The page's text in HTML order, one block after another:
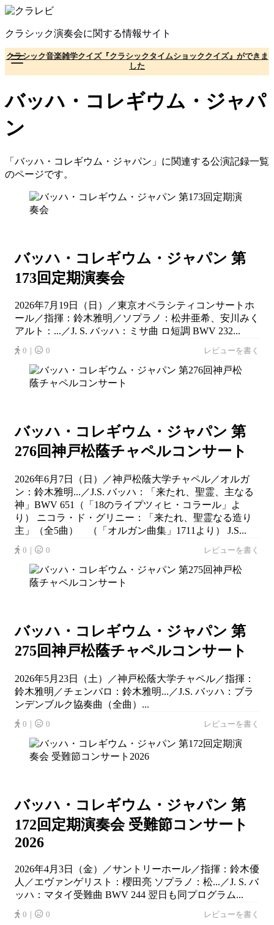
コ
テ
ン
ツ
へ
動
クラシック演奏会に関する情報サイト
クラシック音楽雑学クイズ『クラシックタイムショッククイズ』ができま
した
バッハ・コレギウム・ジャパ
ン
「バッハ・コレギウム・ジャパン」に関連する公演記録一覧
のページです。
バッハ・コレギウム・ジャパン 第
173回定期演奏会
2026年7月19日（日）／東京オペラシティコンサートホ
ール／指揮：鈴木雅明／ソプラノ：松井亜希、安川みく
アルト：...／J. S. バッハ：ミサ曲 ロ短調 BWV 232...
0｜ 0 レビューを書く
バッハ・コレギウム・ジャパン 第
276回神戸松蔭チャペルコンサート
2026年6月7日（日）／神戸松蔭大学チャペル／オルガ
ン：鈴木雅明...／J.S. バッハ：「来たれ、聖霊、主なる
神」BWV 651（「18のライプツィヒ・コラール」よ
り） ニコラ・ド・グリニー：「来たれ、聖霊なる造り
主」（全5曲） （「オルガン曲集」1711より） J.S...
0｜ 0 レビューを書く
バッハ・コレギウム・ジャパン 第
275回神戸松蔭チャペルコンサート
2026年5月23日（土）／神戸松蔭大学チャペル／指揮：
鈴木雅明／チェンバロ：鈴木雅明...／J.S. バッハ：ブラ
ンデンブルク協奏曲（全曲）...
0｜ 0 レビューを書く
バッハ・コレギウム・ジャパン 第
172回定期演奏会 受難節コンサート
2026
2026年4月3日（金）／サントリーホール／指揮：鈴木優
人／エヴァンゲリスト：櫻田亮 ソプラノ：松...／J. S. バ
ッハ：マタイ受難曲 BWV 244 翌日も同プログラム...
0｜ 0 レビューを書く